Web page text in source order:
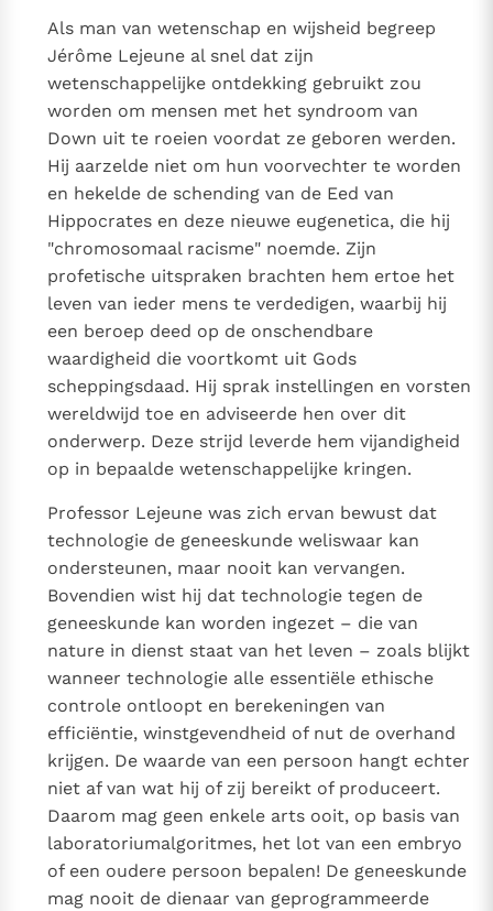
Als man van wetenschap en wijsheid begreep
Jérôme Lejeune al snel dat zijn
wetenschappelijke ontdekking gebruikt zou
worden om mensen met het syndroom van
Down uit te roeien voordat ze geboren werden.
Hij aarzelde niet om hun voorvechter te worden
en hekelde de schending van de Eed van
Hippocrates en deze nieuwe eugenetica, die hij
"chromosomaal racisme" noemde. Zijn
profetische uitspraken brachten hem ertoe het
leven van ieder mens te verdedigen, waarbij hij
een beroep deed op de onschendbare
waardigheid die voortkomt uit Gods
scheppingsdaad. Hij sprak instellingen en vorsten
wereldwijd toe en adviseerde hen over dit
onderwerp. Deze strijd leverde hem vijandigheid
op in bepaalde wetenschappelijke kringen.
Professor Lejeune was zich ervan bewust dat
technologie de geneeskunde weliswaar kan
ondersteunen, maar nooit kan vervangen.
Bovendien wist hij dat technologie tegen de
geneeskunde kan worden ingezet – die van
nature in dienst staat van het leven – zoals blijkt
wanneer technologie alle essentiële ethische
controle ontloopt en berekeningen van
efficiëntie, winstgevendheid of nut de overhand
krijgen. De waarde van een persoon hangt echter
niet af van wat hij of zij bereikt of produceert.
Daarom mag geen enkele arts ooit, op basis van
laboratoriumalgoritmes, het lot van een embryo
of een oudere persoon bepalen! De geneeskunde
mag nooit de dienaar van geprogrammeerde